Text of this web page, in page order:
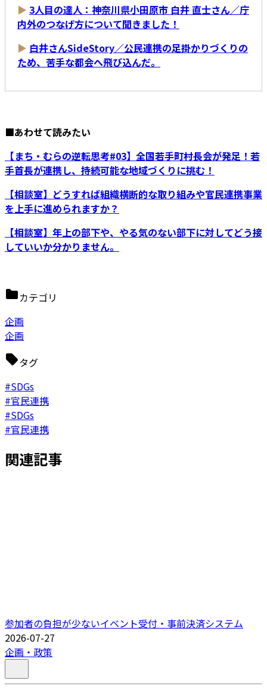
▶ 3人目の達人：神奈川県小田原市 白井 直士さん／庁
内外のつなげ方について聞きました！
▶ 白井さんSideStory／公民連携の足掛かりづくりの
ため、苦手な都会へ飛び込んだ。
■あわせて読みたい
【まち・むらの逆転思考#03】全国若手町村長会が発足！若
手首長が連携し、持続可能な地域づくりに挑む！
【相談室】どうすれば組織横断的な取り組みや官民連携事業
を上手に進められますか？
【相談室】年上の部下や、やる気のない部下に対してどう接
していいか分かりません。
カテゴリ
企画
企画
タグ
#SDGs
#官民連携
#SDGs
#官民連携
関連記事
参加者の負担が少ないイベント受付・事前決済システム
2026-07-27
企画・政策